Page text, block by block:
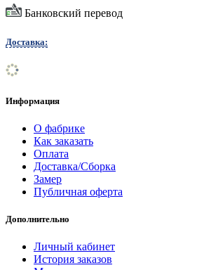
Банковский перевод
Доставка:
Информация
О фабрике
Как заказать
Оплата
Доставка/Сборка
Замер
Публичная оферта
Дополнительно
Личный кабинет
История заказов